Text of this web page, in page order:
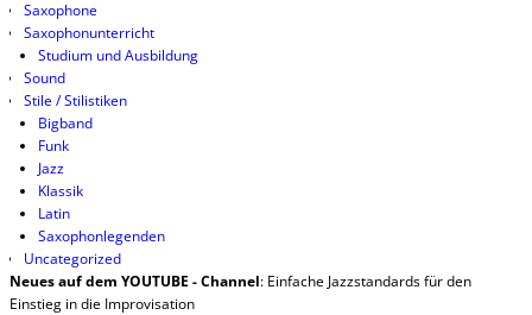
Saxophone
Saxophonunterricht
Studium und Ausbildung
Sound
Stile / Stilistiken
Bigband
Funk
Jazz
Klassik
Latin
Saxophonlegenden
Uncategorized
Neues auf dem YOUTUBE - Channel: Einfache Jazzstandards für den
Einstieg in die Improvisation